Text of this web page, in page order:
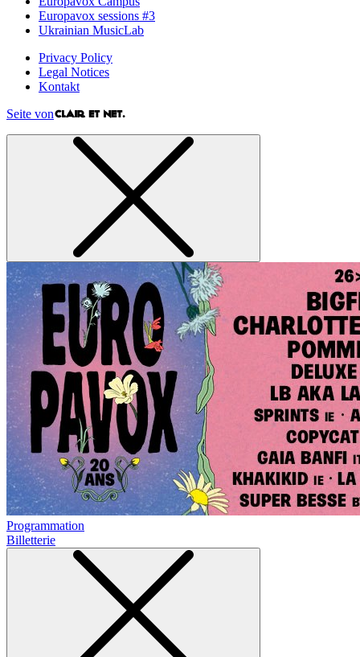
Europavox sessions #3
Ukrainian MusicLab
Privacy Policy
Legal Notices
Kontakt
Seite von
Programmation
Billetterie